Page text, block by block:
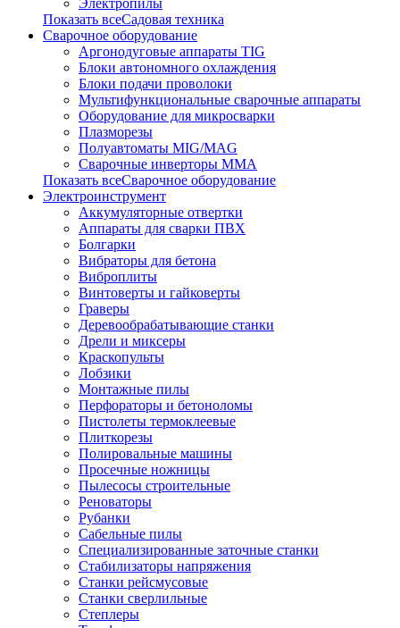
Электропилы
Показать всеСадовая техника
Сварочное оборудование
Аргонодуговые аппараты TIG
Блоки автономного охлаждения
Блоки подачи проволоки
Мультифункциональные сварочные аппараты
Оборудование для микросварки
Плазморезы
Полуавтоматы MIG/MAG
Сварочные инверторы ММА
Показать всеСварочное оборудование
Электроинструмент
Аккумуляторные отвертки
Аппараты для сварки ПВХ
Болгарки
Вибраторы для бетона
Виброплиты
Винтоверты и гайковерты
Граверы
Деревообрабатывающие станки
Дрели и миксеры
Краскопульты
Лобзики
Монтажные пилы
Перфораторы и бетоноломы
Пистолеты термоклеевые
Плиткорезы
Полировальные машины
Просечные ножницы
Пылесосы строительные
Реноваторы
Рубанки
Сабельные пилы
Специализированные заточные станки
Стабилизаторы напряжения
Станки рейсмусовые
Станки сверлильные
Степлеры